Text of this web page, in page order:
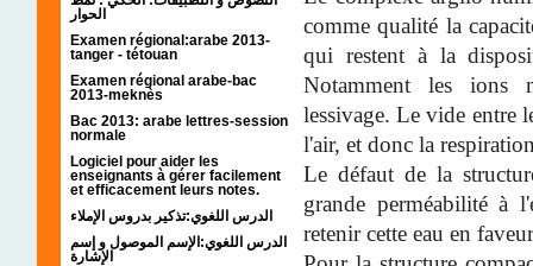
الحوار
Examen régional:arabe 2013-
tanger - tétouan
Examen régional arabe-bac
2013-meknès
Bac 2013: arabe lettres-session
normale
Logiciel pour aider les
enseignants à gérer facilement
et efficacement leurs notes.
الدرس اللغوي:تذكير بدروس الإملاء
الدرس اللغوي:الإسم الموصول و إسم
الإشارة
comme qualité la
qui restent à la
Notamment les ions
lessivage. Le vide entre
l'air, et donc la
Le défaut de la
grande perméabilité à
retenir cette eau en